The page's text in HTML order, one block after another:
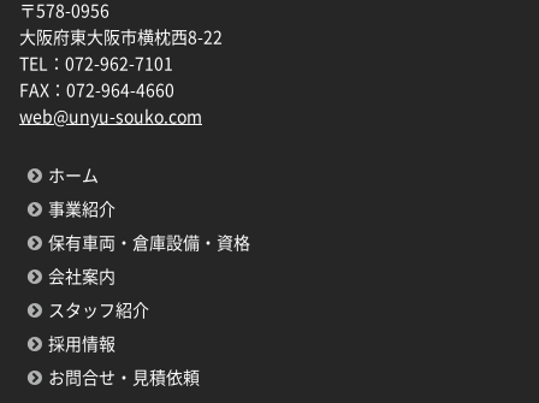
〒578-0956
大阪府東大阪市横枕西8-22
TEL： 072-962-7101
FAX： 072-964-4660
web@unyu-souko.com
ホーム
事業紹介
保有車両・倉庫設備・資格
会社案内
スタッフ紹介
採用情報
お問合せ・見積依頼